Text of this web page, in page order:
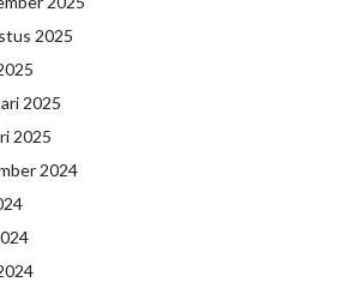
2025
2025
2025
2024